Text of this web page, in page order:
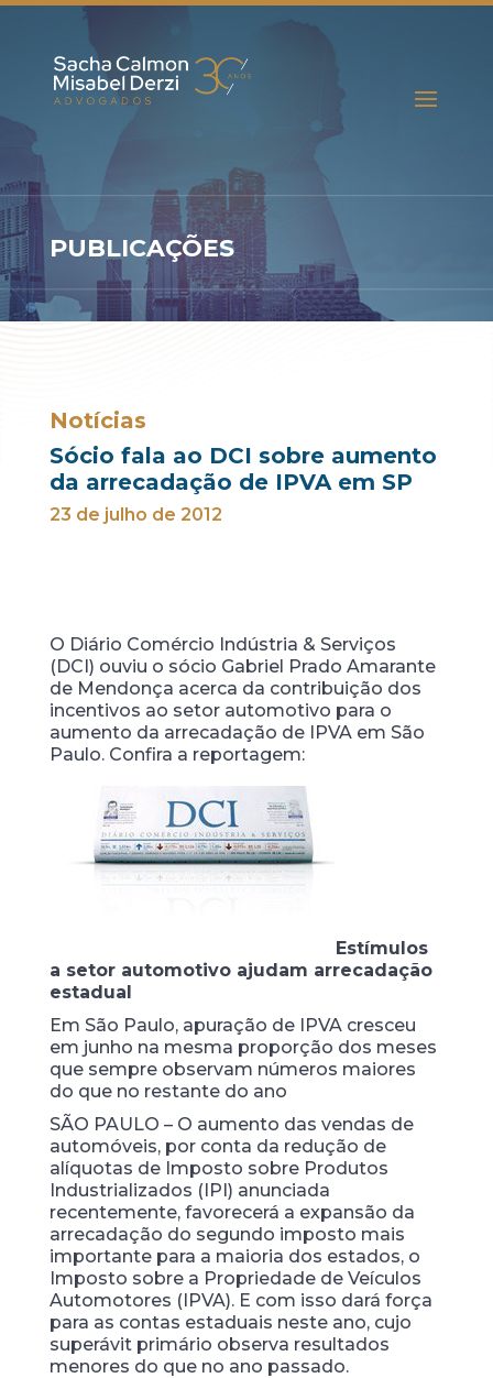
PUBLICAÇÕES
Notícias
Sócio fala ao DCI sobre aumento
da arrecadação de IPVA em SP
23 de julho de 2012
O Diário Comércio Indústria & Serviços
(DCI) ouviu o sócio Gabriel Prado Amarante
de Mendonça acerca da contribuição dos
incentivos ao setor automotivo para o
aumento da arrecadação de IPVA em São
Paulo. Confira a reportagem:
Estímulos
a setor automotivo ajudam arrecadação
estadual
Em São Paulo, apuração de IPVA cresceu
em junho na mesma proporção dos meses
que sempre observam números maiores
do que no restante do ano
SÃO PAULO – O aumento das vendas de
automóveis, por conta da redução de
alíquotas de Imposto sobre Produtos
Industrializados (IPI) anunciada
recentemente, favorecerá a expansão da
arrecadação do segundo imposto mais
importante para a maioria dos estados, o
Imposto sobre a Propriedade de Veículos
Automotores (IPVA). E com isso dará força
para as contas estaduais neste ano, cujo
superávit primário observa resultados
menores do que no ano passado.